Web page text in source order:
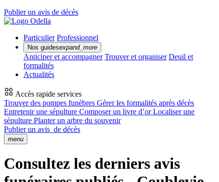
Publier un avis de décès
Particulier Professionnel
Nos guidesexpand_more
Anticiper et accompagner Trouver et organiser Deuil et
formalités
Actualités
Accès rapide services
Trouver des pompes funèbres Gérer les formalités après décès
Entretenir une sépulture Composer un livre d’orLocaliser une
sépulture Planter un arbre du souvenir
Publier un avis de décès
menu
Consultez les derniers avis